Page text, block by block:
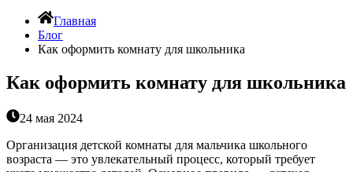
Главная
Блог
Как оформить комнату для школьника
Как оформить комнату для школьника
24 мая 2024
Организация детской комнаты для мальчика школьного
возраста — это увлекательный процесс, который требует